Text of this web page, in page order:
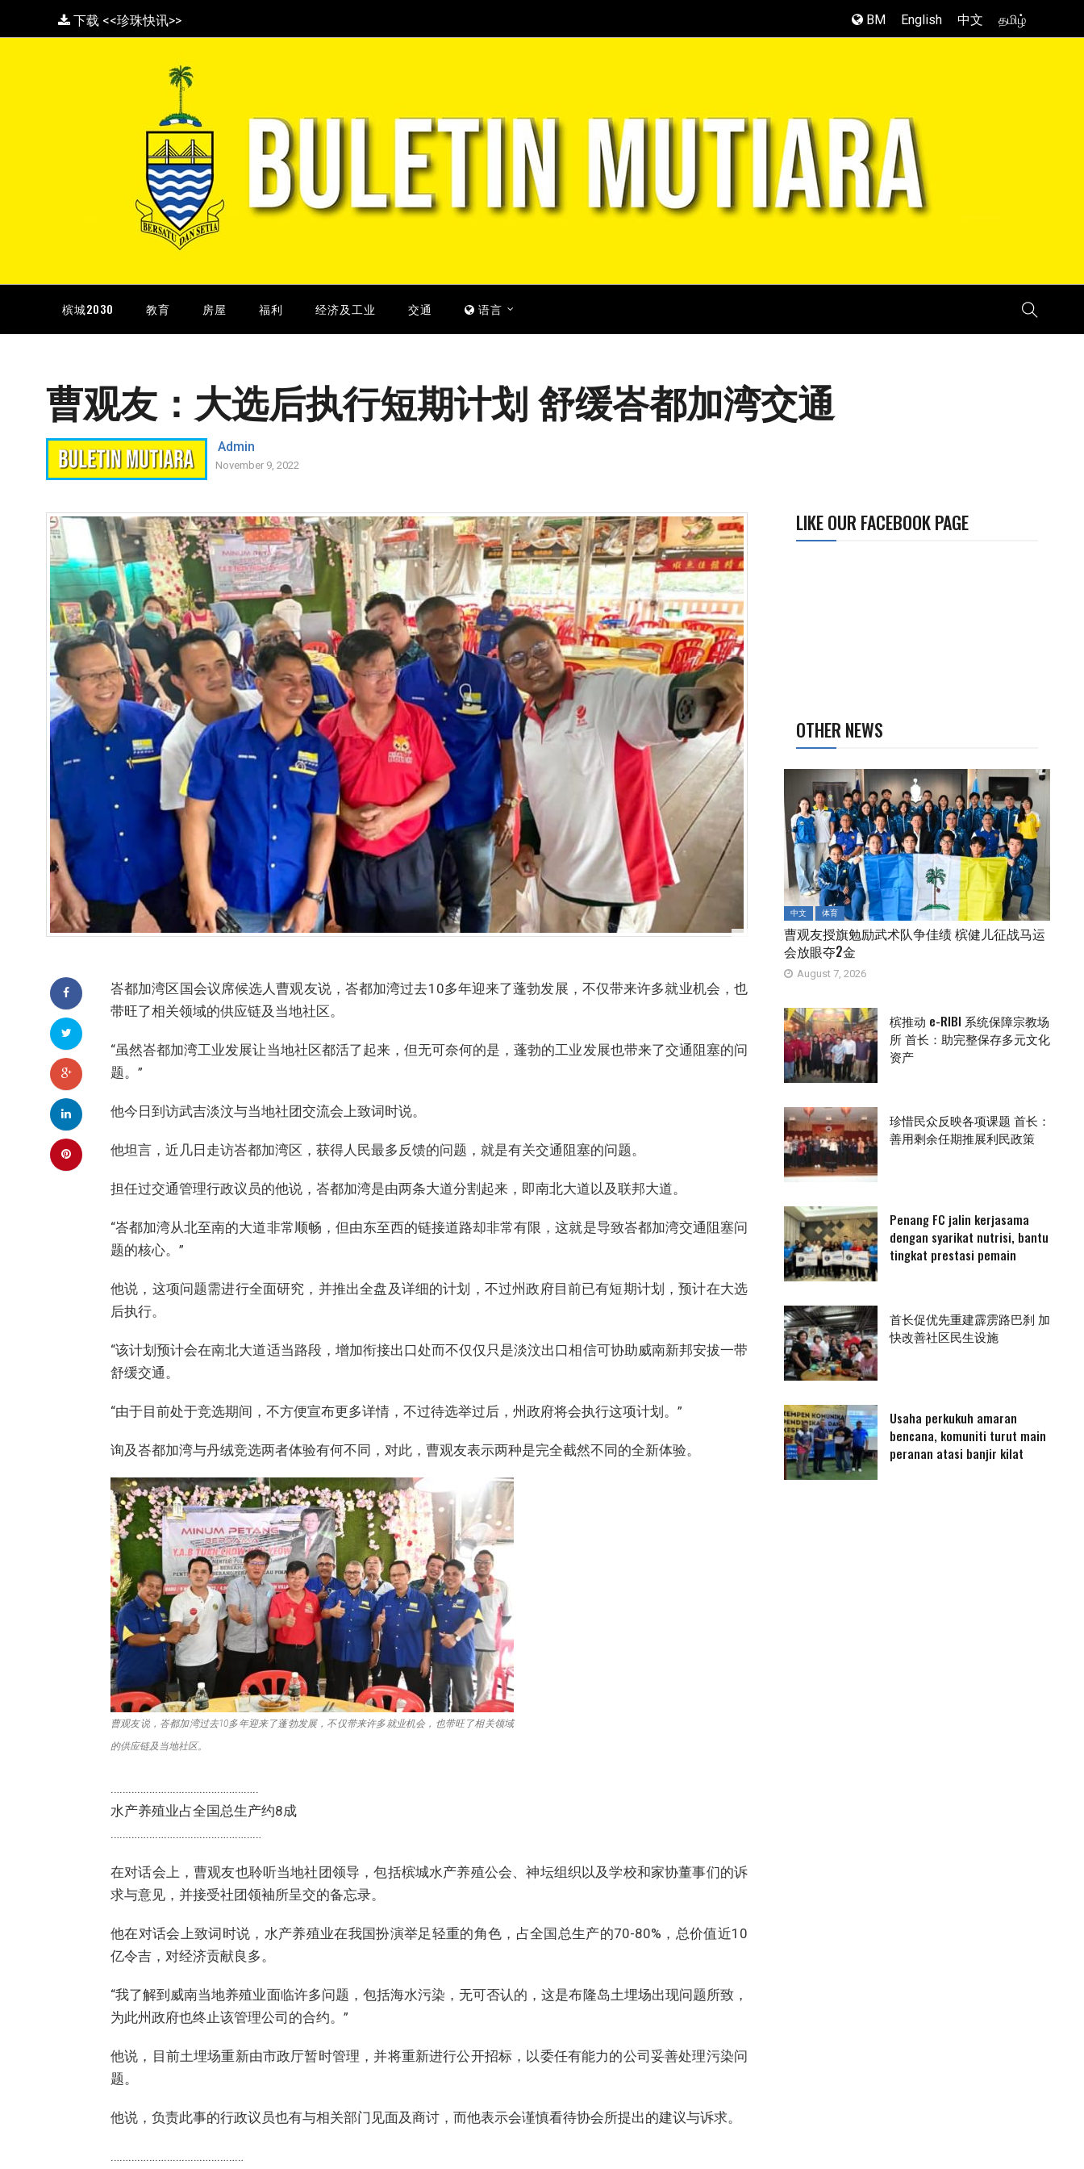
下载 <<珍珠快讯>> BM English 中文 தமிழ்
槟城2030 教育 房屋 福利 经济及工业 交通 语言
曹观友：大选后执行短期计划 舒缓峇都加湾交通
Admin
November 9, 2022
峇都加湾区国会议席候选人曹观友说，峇都加湾过去10多年迎来了蓬勃发展，不仅带来许多就业机会，也
带旺了相关领域的供应链及当地社区。
“虽然峇都加湾工业发展让当地社区都活了起来，但无可奈何的是，蓬勃的工业发展也带来了交通阻塞的问
题。”
他今日到访武吉淡汶与当地社团交流会上致词时说。
他坦言，近几日走访峇都加湾区，获得人民最多反馈的问题，就是有关交通阻塞的问题。
担任过交通管理行政议员的他说，峇都加湾是由两条大道分割起来，即南北大道以及联邦大道。
“峇都加湾从北至南的大道非常顺畅，但由东至西的链接道路却非常有限，这就是导致峇都加湾交通阻塞问
题的核心。”
他说，这项问题需进行全面研究，并推出全盘及详细的计划，不过州政府目前已有短期计划，预计在大选
后执行。
“该计划预计会在南北大道适当路段，增加衔接出口处而不仅仅只是淡汶出口相信可协助威南新邦安拔一带
舒缓交通。
“由于目前处于竞选期间，不方便宣布更多详情，不过待选举过后，州政府将会执行这项计划。”
询及峇都加湾与丹绒竞选两者体验有何不同，对此，曹观友表示两种是完全截然不同的全新体验。
曹观友说，峇都加湾过去10多年迎来了蓬勃发展，不仅带来许多就业机会，也带旺了相关领域
的供应链及当地社区。
…………………………………………..
水产养殖业占全国总生产约8成
……………………………………………
在对话会上，曹观友也聆听当地社团领导，包括槟城水产养殖公会、神坛组织以及学校和家协董事们的诉
求与意见，并接受社团领袖所呈交的备忘录。
他在对话会上致词时说，水产养殖业在我国扮演举足轻重的角色，占全国总生产的70-80%，总价值近10
亿令吉，对经济贡献良多。
“我了解到威南当地养殖业面临许多问题，包括海水污染，无可否认的，这是布隆岛土埋场出现问题所致，
为此州政府也终止该管理公司的合约。”
他说，目前土埋场重新由市政厅暂时管理，并将重新进行公开招标，以委任有能力的公司妥善处理污染问
题。
他说，负责此事的行政议员也有与相关部门见面及商讨，而他表示会谨慎看待协会所提出的建议与诉求。
………………………………………
LIKE OUR FACEBOOK PAGE
OTHER NEWS
中文 体育
曹观友授旗勉励武术队争佳绩 槟健儿征战马运
会放眼夺2金
August 7, 2026
槟推动 e-RIBI 系统保障宗教场
所 首长：助完整保存多元文化
资产
珍惜民众反映各项课题 首长：
善用剩余任期推展利民政策
Penang FC jalin kerjasama
dengan syarikat nutrisi, bantu
tingkat prestasi pemain
首长促优先重建霹雳路巴刹 加
快改善社区民生设施
Usaha perkukuh amaran
bencana, komuniti turut main
peranan atasi banjir kilat